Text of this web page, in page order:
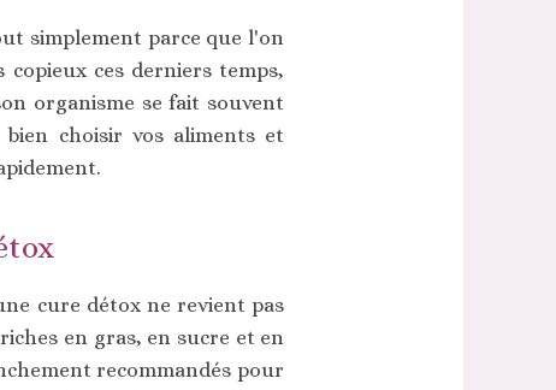
simplement parce que l'on
ces derniers temps,
organisme se fait souvent
choisir vos aliments et
cure détox ne revient pas
en gras, en sucre et en
recommandés pour